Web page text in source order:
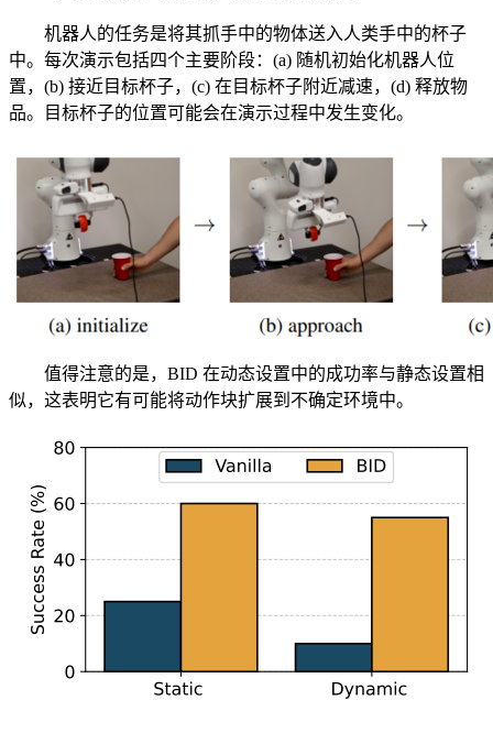
机器人的任务是将其抓手中的物体送入人类手中的杯子
中。每次演示包括四个主要阶段：(a) 随机初始化机器人位
置，(b) 接近目标杯子，(c) 在目标杯子附近减速，(d) 释放物
品。目标杯子的位置可能会在演示过程中发生变化。
值得注意的是，BID 在动态设置中的成功率与静态设置相
似，这表明它有可能将动作块扩展到不确定环境中。